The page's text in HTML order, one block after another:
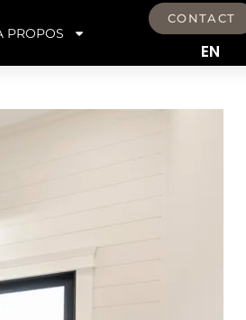
PROPOS
CONTACT
EN